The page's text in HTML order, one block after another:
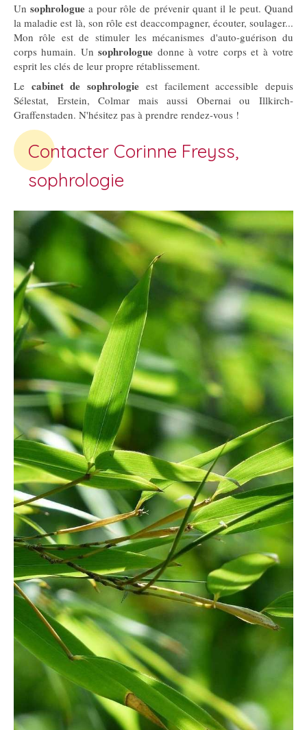
Unsophrologue a pour rôle de prévenir quant il le peut. Quand
la maladie est là, son rôle est deaccompagner, écouter, soulager...
Mon rôle est de stimuler les mécanismes d'auto-guérison du
corps humain. Unsophrologue donne à votre corps et à votre
esprit les clés de leur propre rétablissement.
Le cabinet de sophrologie est facilement accessible depuis
Sélestat, Erstein, Colmar mais aussi Obernai ou Illkirch-
Graffenstaden. N'hésitez pas à prendre rendez-vous !
Contacter Corinne Freyss,
sophrologie